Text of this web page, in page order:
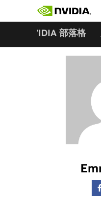
NVIDIA 部落格